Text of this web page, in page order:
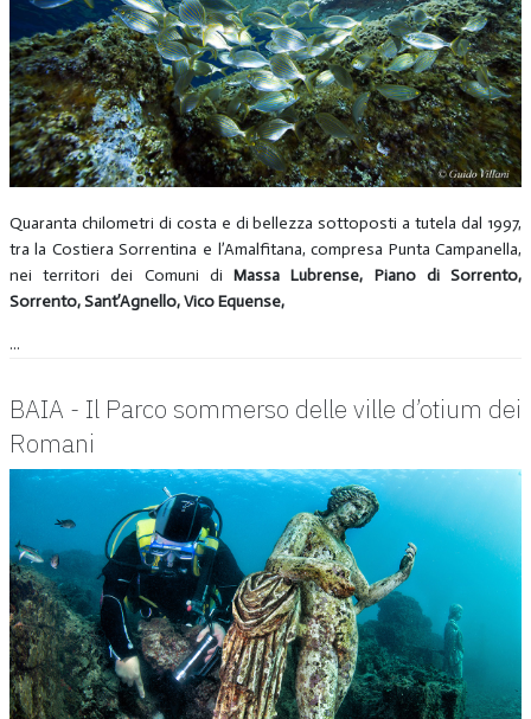
Quaranta chilometri di costa e di bellezza sottoposti a tutela dal 1997,
tra la Costiera Sorrentina e l’Amalfitana, compresa Punta Campanella,
nei territori dei Comuni diMassa Lubrense, Piano di Sorrento,
Sorrento, Sant’Agnello, Vico Equense,
...
BAIA - Il Parco sommerso delle ville d’otium dei
Romani